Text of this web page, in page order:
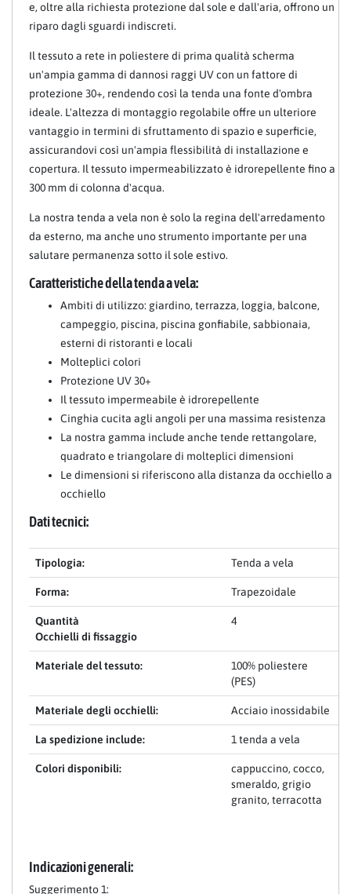
e, oltre alla richiesta protezione dal sole e dall'aria, offrono un
riparo dagli sguardi indiscreti.
Il tessuto a rete in poliestere di prima qualità scherma
un'ampia gamma di dannosi raggi UV con un fattore di
protezione 30+, rendendo così la tenda una fonte d'ombra
ideale. L'altezza di montaggio regolabile offre un ulteriore
vantaggio in termini di sfruttamento di spazio e superficie,
assicurandovi così un'ampia flessibilità di installazione e
copertura. Il tessuto impermeabilizzato è idrorepellente fino a
300 mm di colonna d'acqua.
La nostra tenda a vela non è solo la regina dell'arredamento
da esterno, ma anche uno strumento importante per una
salutare permanenza sotto il sole estivo.
Caratteristiche della tenda a vela:
Ambiti di utilizzo: giardino, terrazza, loggia, balcone,
campeggio, piscina, piscina gonfiabile, sabbionaia,
esterni di ristoranti e locali
Molteplici colori
Protezione UV 30+
Il tessuto impermeabile è idrorepellente
Cinghia cucita agli angoli per una massima resistenza
La nostra gamma include anche tende rettangolare,
quadrato e triangolare di molteplici dimensioni
Le dimensioni si riferiscono alla distanza da occhiello a
occhiello
Dati tecnici:
Tipologia: Tenda a vela
Forma: Trapezoidale
Quantità
Occhielli di fissaggio
4
Materiale del tessuto:
100% poliestere
(PES)
Materiale degli occhielli: Acciaio inossidabile
La spedizione include: 1 tenda a vela
Colori disponibili:
cappuccino, cocco,
smeraldo, grigio
granito, terracotta
Indicazioni generali:
Suggerimento 1: